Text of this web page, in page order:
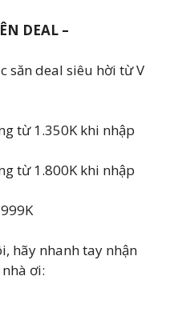
DEAL –
săn deal siêu hời từ V
từ 1.350K khi nhập
từ 1.800K khi nhập
hãy nhanh tay nhận
ơi: